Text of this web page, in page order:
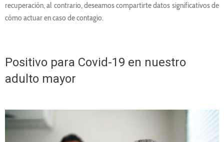
recuperación, al contrario, deseamos compartirte datos significativos de
cómo actuar en caso de contagio.
Positivo para Covid-19 en nuestro
adulto mayor